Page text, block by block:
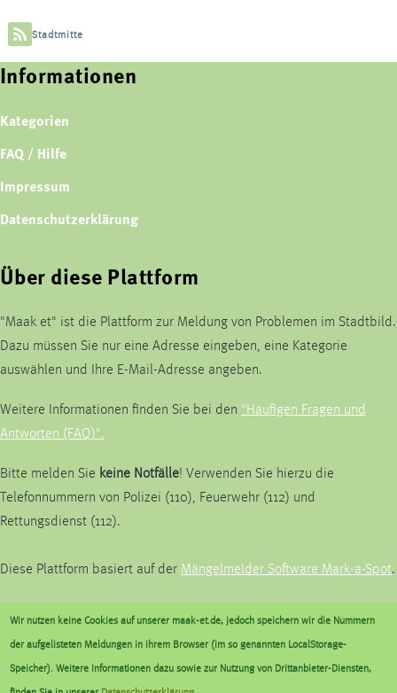
Stadtmitte
Informationen
Kategorien
FAQ / Hilfe
Impressum
Datenschutzerklärung
Über diese Plattform
"Maak et" ist die Plattform zur Meldung von Problemen im Stadtbild.
Dazu müssen Sie nur eine Adresse eingeben, eine Kategorie
auswählen und Ihre E-Mail-Adresse angeben.
Weitere Informationen finden Sie bei den "Häufigen Fragen und
Antworten (FAQ)".
Bitte melden Sie keine Notfälle! Verwenden Sie hierzu die
Telefonnummern von Polizei (110), Feuerwehr (112) und
Rettungsdienst (112).
Diese Plattform basiert auf der Mängelmelder Software Mark-a-Spot.
Kommunalbetrieb Krefeld AöR
Ostwall 175
47798 Krefeld
Wir nutzen keine Cookies auf unserer maak-et.de, jedoch speichern wir die Nummern
der aufgelisteten Meldungen in ihrem Browser (im so genannten LocalStorage-
Speicher). Weitere Informationen dazu sowie zur Nutzung von Drittanbieter-Diensten,